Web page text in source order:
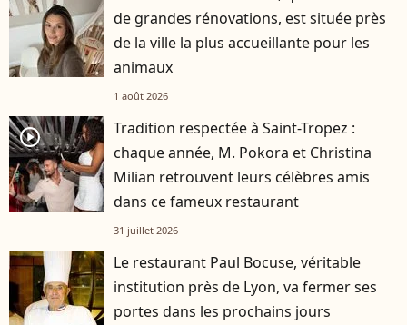
de grandes rénovations, est située près
de la ville la plus accueillante pour les
animaux
1 août 2026
player2
Tradition respectée à Saint-Tropez :
chaque année, M. Pokora et Christina
Milian retrouvent leurs célèbres amis
dans ce fameux restaurant
31 juillet 2026
Le restaurant Paul Bocuse, véritable
institution près de Lyon, va fermer ses
portes dans les prochains jours